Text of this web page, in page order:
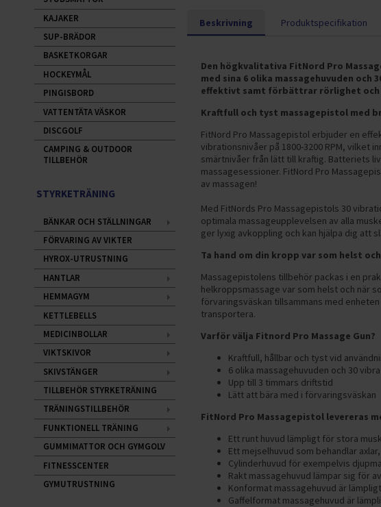
Beskrivning Produktspecifikation
Den högkvalitativa FitNord Pro
med sina 6 olika massagehuvuden
effektivt samt förbättrar rörlighet
Kraftfull och tyst massagepistol med
FitNord Pro Massagepistol erbjuder en
vibrationsnivåer på 1800-3200 RPM, vilket
smärtnivåer från lätt till kraftig. Batteriets
massagesessioner. FitNord Pro
av massagen!
Med FitNords Pro Massagepistols 30
optimala massageupplevelsen av alla
ger lyxig avkoppling och kan hjälpa dig att
Ta hand om din kropp var som helst
Massagepistolens tillbehör packas i en
helkroppsmassage var som helst och när
förvaringsväskan tillsammans med
transportera.
Varför välja Fitnord Pro Massage Gun?
Kraftfull, hållbar och tyst vid
6 olika massagehuvuden och 30
Upp till 3 timmars driftstid
Lätt att bära med i förvaringsväskan
FitNord Pro Massagepistol levereras
Ett runt huvud lämpligt för stora
Ett mejselhuvud som behandlar
Cylinderhuvud för exempelvis
Rakt massagehuvud lämpar sig för
Konformat massagehuvud är
Gaffelformat massagehuvud är
KAJAKER
SUP-BRÄDOR
BASKETKORGAR
HOCKEYMÅL
PINGISBORD
VATTENTÄTA VÄSKOR
DISCGOLF
CAMPING & OUTDOOR
TILLBEHÖR
STYRKETRÄNING
BÄNKAR OCH STÄLLNINGAR
FÖRVARING AV VIKTER
HYROX-UTRUSTNING
HANTLAR
HEMMAGYM
KETTLEBELLS
MEDICINBOLLAR
VIKTSKIVOR
SKIVSTÄNGER
TILLBEHÖR STYRKETRÄNING
TRÄNINGSTILLBEHÖR
FUNKTIONELL TRÄNING
GUMMIMATTOR OCH GYMGOLV
FITNESSCENTER
GYMUTRUSTNING